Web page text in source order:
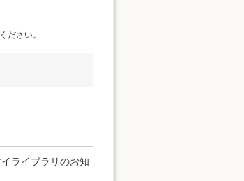
ださい。
ライブラリのお知